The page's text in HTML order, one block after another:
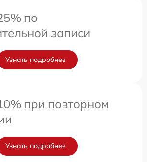
по
записи
Узнать подробнее
при повторном
Узнать подробнее